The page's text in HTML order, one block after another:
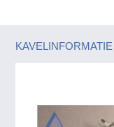
KAVELINFORMATIE